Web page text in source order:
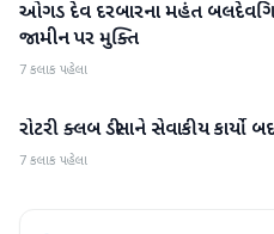
બનાસકાંઠા
ઓગડ દેવ દરબારના મહંત
જામીન પર મુક્તિ
7 કલાક પહેલા
બનાસકાંઠા
રોટરી ક્લબ ડીસાને સેવાકીય કાર્યો
7 કલાક પહેલા